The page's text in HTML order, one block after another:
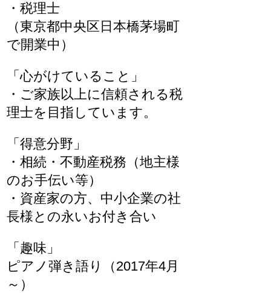
・税理士
（東京都中央区日本橋茅場町
で開業中）
「心がけていること」
・ご家族以上に信頼される税
理士を目指しています。
「得意分野」
・相続・不動産税務（地主様
のお手伝い等）
・資産家の方、中小企業の社
長様との永いお付き合い
「趣味」
ピアノ弾き語り（2017年4月
～）